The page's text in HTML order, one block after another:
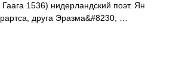
1536) нидерландский поэт. Ян
друга Эразма&#8230; …